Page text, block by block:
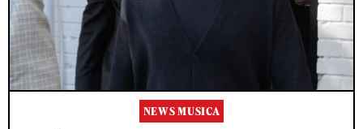
NEWS MUSICA